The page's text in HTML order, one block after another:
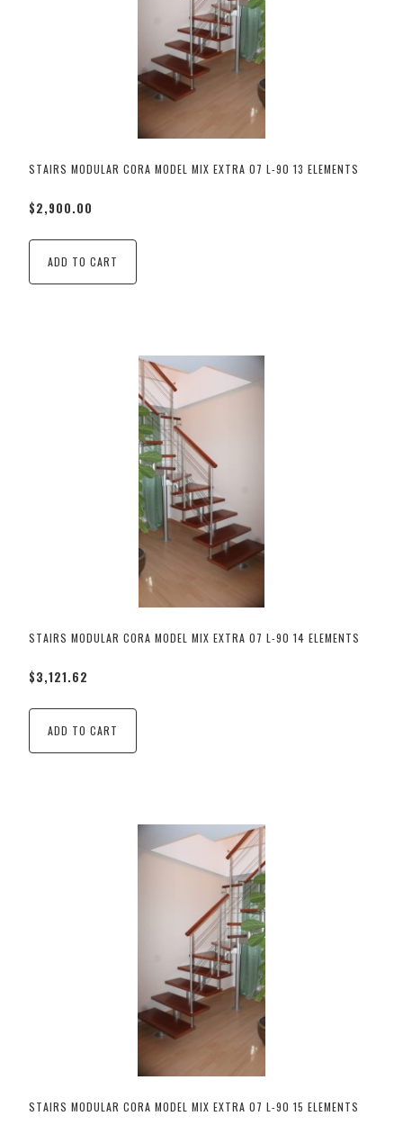
STAIRS MODULAR CORA MODEL MIX EXTRA 07 L-90 13 ELEMENTS
$2,900.00
ADD TO CART
STAIRS MODULAR CORA MODEL MIX EXTRA 07 L-90 14 ELEMENTS
$3,121.62
ADD TO CART
STAIRS MODULAR CORA MODEL MIX EXTRA 07 L-90 15 ELEMENTS